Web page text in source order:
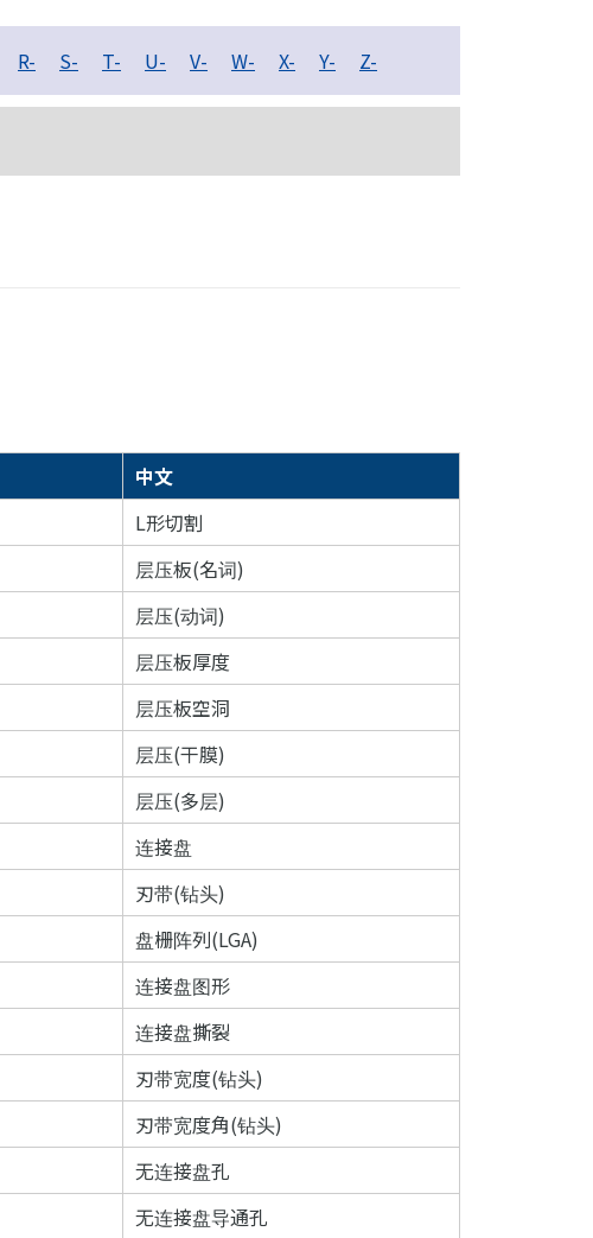
R- S- T- U- V- W- X- Y- Z-
中文
L形切割
层压板(名词)
层压(动词)
层压板厚度
层压板空洞
层压(干膜)
层压(多层)
连接盘
刃带(钻头)
盘栅阵列(LGA)
连接盘图形
连接盘撕裂
刃带宽度(钻头)
刃带宽度角(钻头)
无连接盘孔
无连接盘导通孔